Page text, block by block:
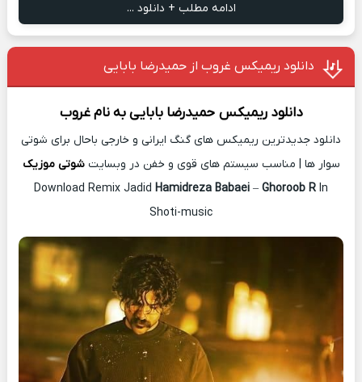
ادامه مطلب + دانلود ...
دانلود ریمیکس غروب از حمیدرضا بابایی
دانلود ریمیکس حمیدرضا بابایی به نامغروب
دانلود جدیدترین ریمیکس های گنگ ایرانی و خارجی باحال برای شوتی
سوار ها | مناسب سیستم های قوی و خفن در وبسایتشوتی موزیک
Download Remix Jadid Hamidreza Babaei – Ghoroob R In
Shoti-music